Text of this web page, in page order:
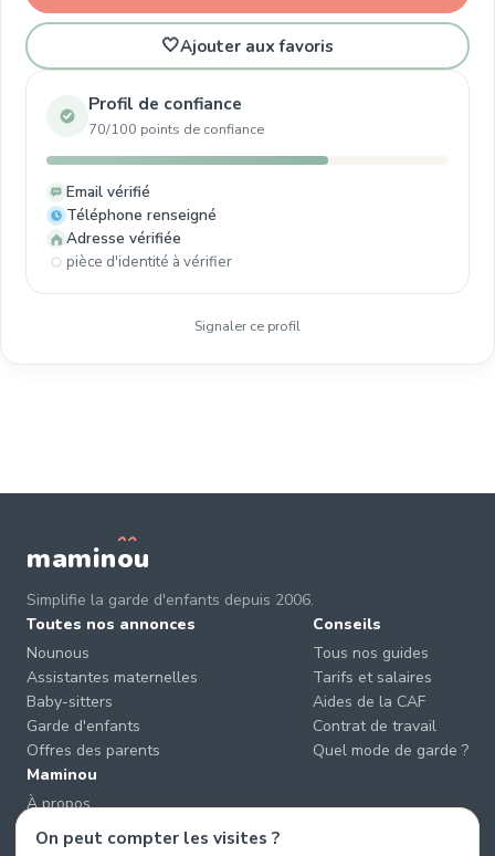
🤍Ajouter aux favoris
Profil de confiance
70/100 points de confiance
Email vérifié
Téléphone renseigné
Adresse vérifiée
pièce d'identité à vérifier
Signaler ce profil
maminou
Simplifie la garde d'enfants depuis 2006.
Toutes nos annonces
Nounous
Assistantes maternelles
Baby-sitters
Garde d'enfants
Offres des parents
Conseils
Tous nos guides
Tarifs et salaires
Aides de la CAF
Contrat de travail
Quel mode de garde ?
Maminou
À propos
Nous contacter
On peut compter les visites ?